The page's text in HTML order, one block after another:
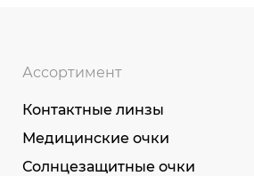
Ассортимент
Контактные линзы
Медицинские очки
Солнцезащитные очки